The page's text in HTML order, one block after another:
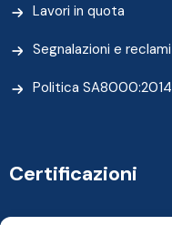
Lavori in quota
Segnalazioni e reclami
Politica SA8000:2014
Certificazioni